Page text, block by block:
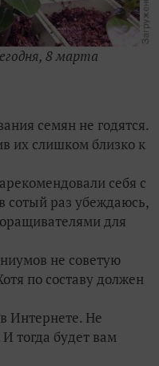
8 марта
семян не годятся.
их слишком близко к
себя с
сотый раз убеждаюсь,
для
не советую
по составу должен
Интернете. Не
тогда будет вам